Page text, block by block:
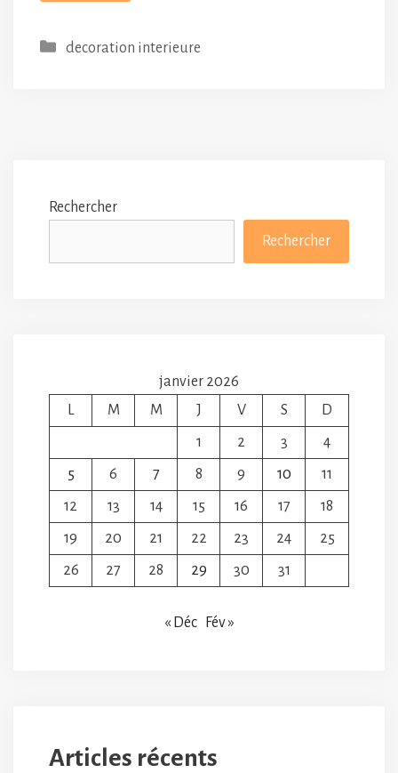
Catégories
decoration interieure
Rechercher
Rechercher
janvier 2026
L
M M J V S
D
1
2 3
4
5
6 7 8 9 10
11
12
13 14 15 16 17
18
19
20 21 22 23 24
25
26
27 28 29 30 31
« Déc Fév »
Articles récents